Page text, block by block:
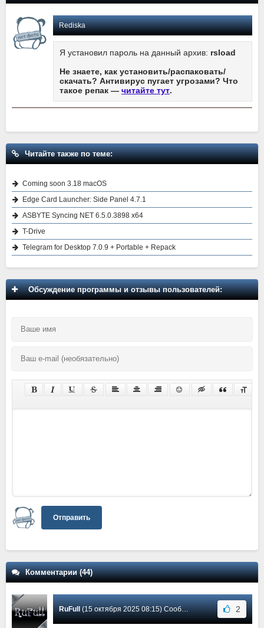
Rediska
Я установил пароль на данный архив: rsload
Не знаете, как установить/распаковать/
скачать? Антивирус пугает угрозами? Что
такое репак — читайте тут.
Читайте также по теме:
Coming soon 3.18 macOS
Edge Card Launcher: Side Panel 4.7.1
ASBYTE Syncing NET 6.5.0.3898 x64
T-Drive
Telegram for Desktop 7.0.9 + Portable + Repack
Обсуждение программы и отзывы пользователей:
Отправить
Комментарии (44)
RuFull(15 октября 2025 08:15) Сообщение #35 2